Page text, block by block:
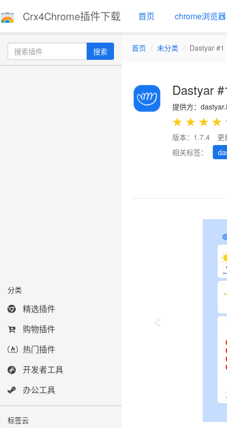
Crx4Chrome插件下载 首页 chrome浏览器
搜索
分类
精选插件
购物插件
热门插件
开发者工具
办公工具
标签云
首页 未分类 Dastyar
Dastyar
提供方：
★ ★ ★ ★
版本：1.7.4
更
相关标签：